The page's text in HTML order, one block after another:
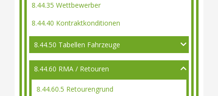
8.44.35 Wettbewerber
8.44.40 Kontraktkonditionen
8.44.50 Tabellen Fahrzeuge
8.44.60 RMA / Retouren
8.44.60.5 Retourengrund